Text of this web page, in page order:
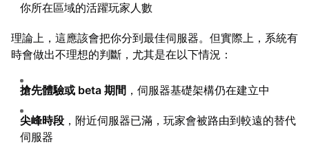
你所在區域的活躍玩家人數
理論上，這應該會把你分到最佳伺服器。但實際上，系統有
時會做出不理想的判斷，尤其是在以下情況：
搶先體驗或 beta 期間 ，伺服器基礎架構仍在建立中
尖峰時段 ，附近伺服器已滿，玩家會被路由到較遠的替代
伺服器